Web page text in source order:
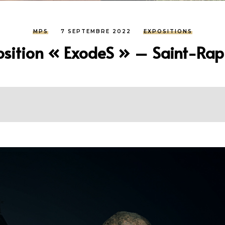
MPS 7 SEPTEMBRE 2022 EXPOSITIONS
« ExodeS » – Saint-